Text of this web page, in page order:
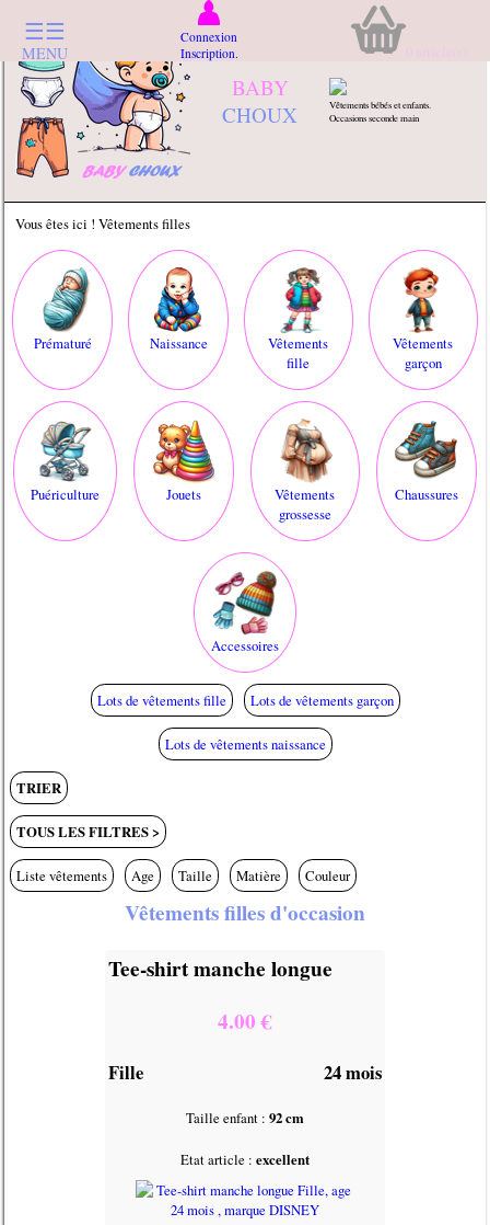
☰☰
MENU
Connexion
Inscription.
BABY
CHOUX
Vêtements bébés et enfants.
Occasions seconde main
Vous êtes ici ! Vêtements filles
Prématuré Naissance
Vêtements
fille
Vêtements
garçon
Puériculture Jouets
Vêtements
grossesse
Chaussures
Accessoires
Lots de vêtements fille Lots de vêtements garçon
Lots de vêtements naissance
TRIER
TOUS LES FILTRES >
Liste vêtements Age Taille Matière Couleur
Vêtements filles d'occasion
Tee-shirt manche longue
4.00 €
Fille 24 mois
Taille enfant : 92 cm
Etat article : excellent